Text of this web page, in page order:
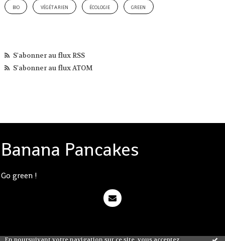
bio végétarien écologie green
S'abonner au flux RSS
S'abonner au flux ATOM
Banana Pancakes
Go green !